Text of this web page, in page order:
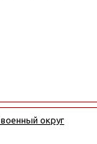
округ